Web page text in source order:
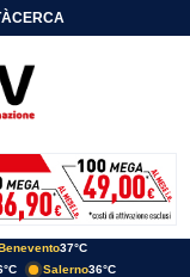
CERCA
37°C
Salerno36°C